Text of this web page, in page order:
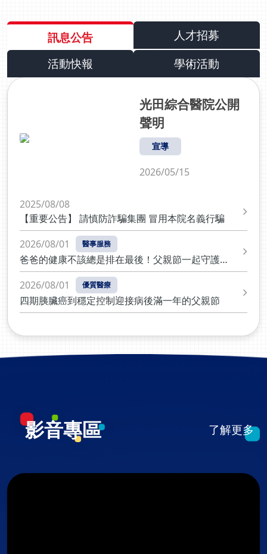
耕婦科微創手術、生殖醫學與高風險婦科疾病治療多年，
張永玲醫師也是全台生殖醫學領域執行達文西手術次數最
多的女性醫師。她表示，很多人認為生殖中心的任務只是
協助女性完成懷孕，但她認為，真正重要的是理解每位女
性不同的人生規劃與需求。有人希望延後生育、有人正面
色，不應只是提供治療，更應該成為女性在人生每一個重
要選擇中的專業夥伴，陪伴她們做出最適合自己的決定。
近年來，凍卵、生育自主、生育健康管理等議題逐漸受到
重視，生殖醫學也正從「治療不孕」走向「預防、管理與
規劃」。張永玲醫師表示，女性健康照護應該從疾病發生
伴，協助女性在人生不同階段做出最適合自己的選擇，而
一位女性的人生選擇。無論現在想生、未來想生，甚至選
擇不生，都沒有標準答案。真正重要的是，在還有選擇的
時候，先了解自己的身體。」攜手光田醫院 打造360度女
性健康照護生態圈女性健康從來不是單一科別就能完成。
三神生殖中心攜手光田醫院，共同打造360度女性健康照
護生態圈，整合高端健康檢查、生育健康管理、生殖醫
學、婦科診療、達文西微創手術、中醫調理、新陳代謝管
理、懷孕、生產、產後照護及托育資源，提供女性從預
防、診斷、治療到照護的一站式醫療服務。其中，達文西
子宮內膜異位症等疾病的同時，盡可能保留女性未來的生
中醫及新陳代謝管理則從體質調理出發，建立更完整的健
女性提早掌握健康與生育力，中醫及新陳代謝管理則從體
質調理出發，建立更完整的健康照護模式。真實案例見證
陪伴女性走過人生不同階段患者陳秀宜表示，二十多年前
開啟了長達二十多年的醫病陪伴關係。回想一路走來，從
威脅，放射治療也朝向更精準、更安全的治療方式發
展，以提升整體癌症治療品質。腫瘤隨呼吸移動 即時
追蹤縮小照射範圍王銘志醫師指出，肺部、肝臟等腫瘤
會隨著呼吸上下移動，傳統放療為避免漏照，需要預留
劑量。智能螺旋刀可精準鎖定腫瘤，縮小照射範圍，在
確保治療效果的同時，也降低正常組織的傷害。放射劑
量更集中 兼顧治療效果與器官保護以頭頸癌為例，傳
統放療可能造成口乾、吞嚥困難。攝護腺癌治療則可能
導致放射性膀胱炎與直腸炎。王銘志醫師表示，智能螺
旋刀能讓放射劑量更集中於腫瘤，降低唾液腺、膀胱及
兼顧治療效果與生活品質。放療從治病走向照護 兼顧
治療效果與生活品質王銘志醫師強調，放射治療已從追
求「治好癌症」，逐步邁向「治好癌症，也守住生活品
質」。光田放射腫瘤科進駐向上院區後，將結合智能螺
旋刀等精準放療設備，提供患者更精準、更安全的癌症
治療選擇。立即預約放射腫瘤科｜諮詢更多精準放療相
關問題光田綜合醫院放射腫瘤科王銘志醫師感謝媒體報
導手術善其事經濟日報華人健康網
訊息公告
人才招募
活動快報
學術活動
光田綜合醫院公開
聲明
宣導
2026/05/15
2025/08/08
【重要公告】 請慎防詐騙集團 冒用本院名義行騙
2026/08/01
醫事服務
爸爸的健康不該總是排在最後！父親節一起守護男
性健康
2026/08/01
優質醫療
四期胰臟癌到穩定控制迎接病後滿一年的父親節
影音專區 了解更多